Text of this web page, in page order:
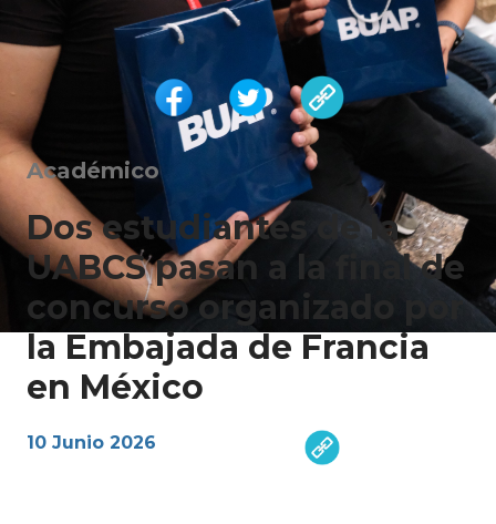
Académico
Dos estudiantes de la
UABCS pasan a la final de
concurso organizado por
la Embajada de Francia
en México
10 Junio 2026